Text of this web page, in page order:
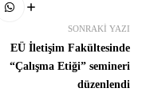
SONRAKI YAZI
EÜ İletişim Fakültesinde
“Çalışma Etiği” semineri
düzenlendi